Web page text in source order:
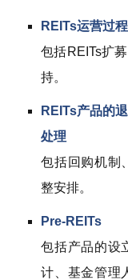
REITs运营过
包括REITs扩
持。
REITs产品的
处理
包括回购机制
整安排。
Pre-REITs
包括产品的设
计、基金管理